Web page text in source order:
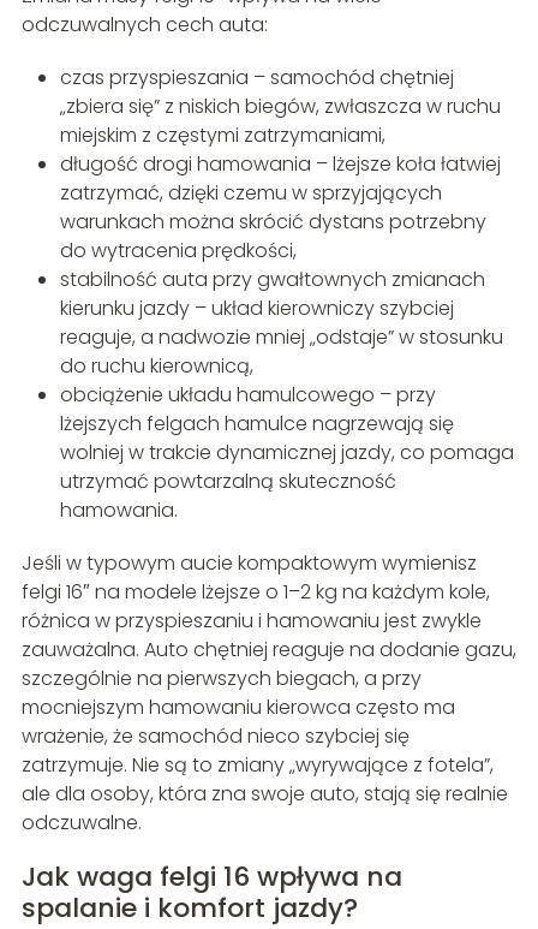
odczuwalnych cech auta:
czas przyspieszania – samochód chętniej
„zbiera się” z niskich biegów, zwłaszcza w ruchu
miejskim z częstymi zatrzymaniami,
długość drogi hamowania – lżejsze koła łatwiej
zatrzymać, dzięki czemu w sprzyjających
warunkach można skrócić dystans potrzebny
do wytracenia prędkości,
stabilność auta przy gwałtownych zmianach
kierunku jazdy – układ kierowniczy szybciej
reaguje, a nadwozie mniej „odstaje” w stosunku
do ruchu kierownicą,
obciążenie układu hamulcowego – przy
lżejszych felgach hamulce nagrzewają się
wolniej w trakcie dynamicznej jazdy, co pomaga
utrzymać powtarzalną skuteczność
hamowania.
Jeśli w typowym aucie kompaktowym wymienisz
felgi 16″ na modele lżejsze o 1–2 kg na każdym kole,
różnica w przyspieszaniu i hamowaniu jest zwykle
zauważalna. Auto chętniej reaguje na dodanie gazu,
szczególnie na pierwszych biegach, a przy
mocniejszym hamowaniu kierowca często ma
wrażenie, że samochód nieco szybciej się
zatrzymuje. Nie są to zmiany „wyrywające z fotela”,
ale dla osoby, która zna swoje auto, stają się realnie
odczuwalne.
Jak waga felgi 16 wpływa na
spalanie i komfort jazdy?